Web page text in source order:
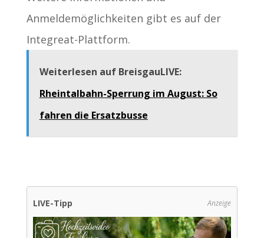
Anmeldemöglichkeiten gibt es auf der
Integreat-Plattform.
Weiterlesen auf BreisgauLIVE:
Rheintalbahn-Sperrung im August: So
fahren die Ersatzbusse
LIVE-Tipp Anzeige